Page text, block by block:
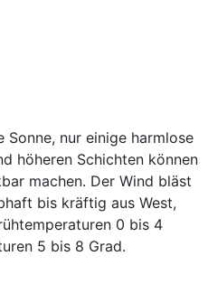
nur einige harmlose
höheren Schichten können
machen. Der Wind bläst
bis kräftig aus West,
0 bis 4
5 bis 8 Grad.